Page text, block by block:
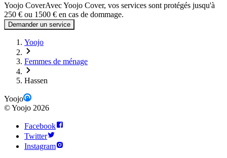
Yoojo CoverAvec Yoojo Cover, vos services sont protégés jusqu'à
250 € ou 1500 € en cas de dommage.
Demander un service
Yoojo
Femmes de ménage
Hassen
Yoojo
©Yoojo 2026
Facebook
Twitter
Instagram